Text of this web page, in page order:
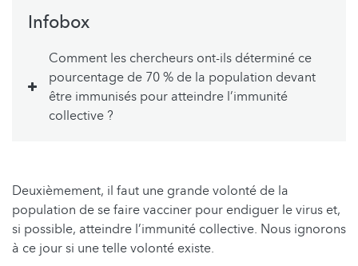
Infobox
Comment les chercheurs ont-ils déterminé ce
pourcentage de 70 % de la population devant
être immunisés pour atteindre l’immunité
collective ?
Deuxièmement, il faut une grande volonté de la
population de se faire vacciner pour endiguer le virus et,
si possible, atteindre l’immunité collective. Nous ignorons
à ce jour si une telle volonté existe.